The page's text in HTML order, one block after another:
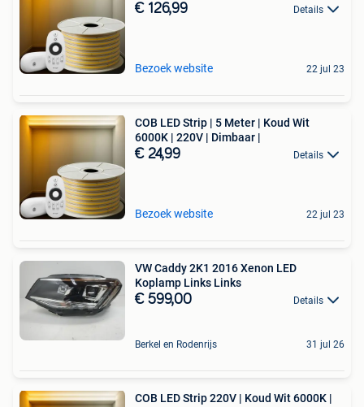
€ 126,99 Details
Bezoek website 22 jul 23
COB LED Strip | 5 Meter | Koud Wit
6000K | 220V | Dimbaar |
€ 24,99 Details
Bezoek website 22 jul 23
VW Caddy 2K1 2016 Xenon LED
Koplamp Links Links
€ 599,00 Details
Berkel en Rodenrijs 31 jul 26
COB LED Strip 220V | Koud Wit 6000K |